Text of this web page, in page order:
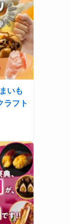
いも
ラフト